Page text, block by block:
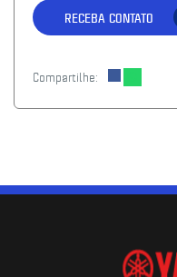
RECEBA CONTATO
Compartilhe: